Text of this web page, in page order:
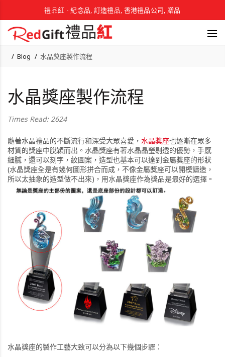
禮品紅 - 紀念品, 訂造禮品, 香港禮品公司, 贈品
Blog 水晶獎座製作流程
水晶獎座製作流程
Times Read: 2624
隨著水晶禮品的不斷流行和深受大眾喜愛， 水晶獎座也逐漸在眾多
材質的獎座中脫穎而出。水晶獎座有著水晶晶瑩剔透的優勢，手感
細膩，還可以刻字，紋圖案，造型也基本可以達到金屬獎座的形狀
(水晶獎座全是有幾何圖形拼合而成，不像金屬獎座可以開模鑄造，
所以太抽象的造型做不出來)，用水晶獎座作為獎品是最好的選擇。
水晶獎座的製作工藝大致可以分為以下幾個步驟：